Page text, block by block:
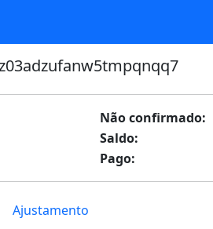
Não confirmado:
Saldo:
Pago:
Ajustamento